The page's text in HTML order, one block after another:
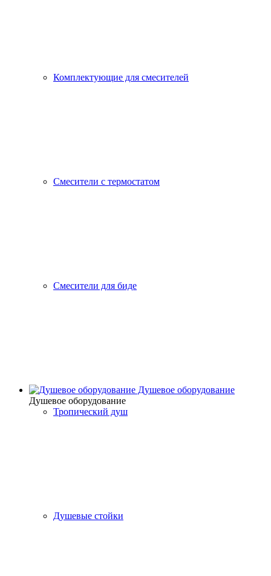
Комплектующие для смесителей
Смесители с термостатом
Смесители для биде
Душевое оборудование
Душевое оборудование
Тропический душ
Душевые стойки